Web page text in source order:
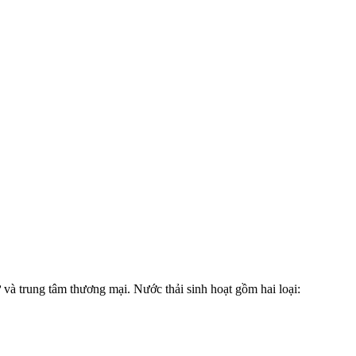
trung tâm thương mại. Nước thải sinh hoạt gồm hai loại: